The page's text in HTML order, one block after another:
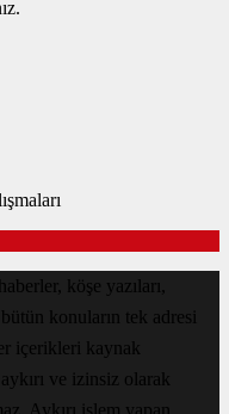
köşe yazıları,
konuların tek adresi
içerikleri kaynak
ve izinsiz olarak
Aykırı işlem yapan